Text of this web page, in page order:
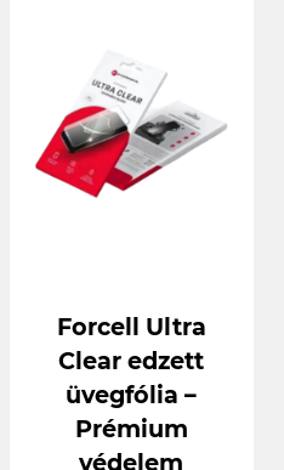
Forcell Ultra
Clear edzett
üvegfólia –
Prémium
védelem